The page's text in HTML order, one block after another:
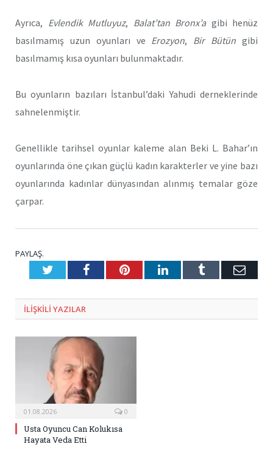
Ayrıca, Evlendik Mutluyuz, Balat’tan Bronx’a gibi henüz
basılmamış uzun oyunları ve Erozyon, Bir Bütüngibi
basılmamış kısa oyunları bulunmaktadır.
Bu oyunların bazıları İstanbul’daki Yahudi derneklerinde
sahnelenmiştir.
Genellikle tarihsel oyunlar kaleme alan Beki L. Bahar’ın
oyunlarında öne çıkan güçlü kadın karakterler ve yine bazı
oyunlarında kadınlar dünyasından alınmış temalar göze
çarpar.
PAYLAŞ.
TwitterFacebookPinterestLinkedInTumblr E-
ILIŞKILI YAZILAR
01.08.2026 0
Usta Oyuncu Can Kolukısa
Hayata Veda Etti